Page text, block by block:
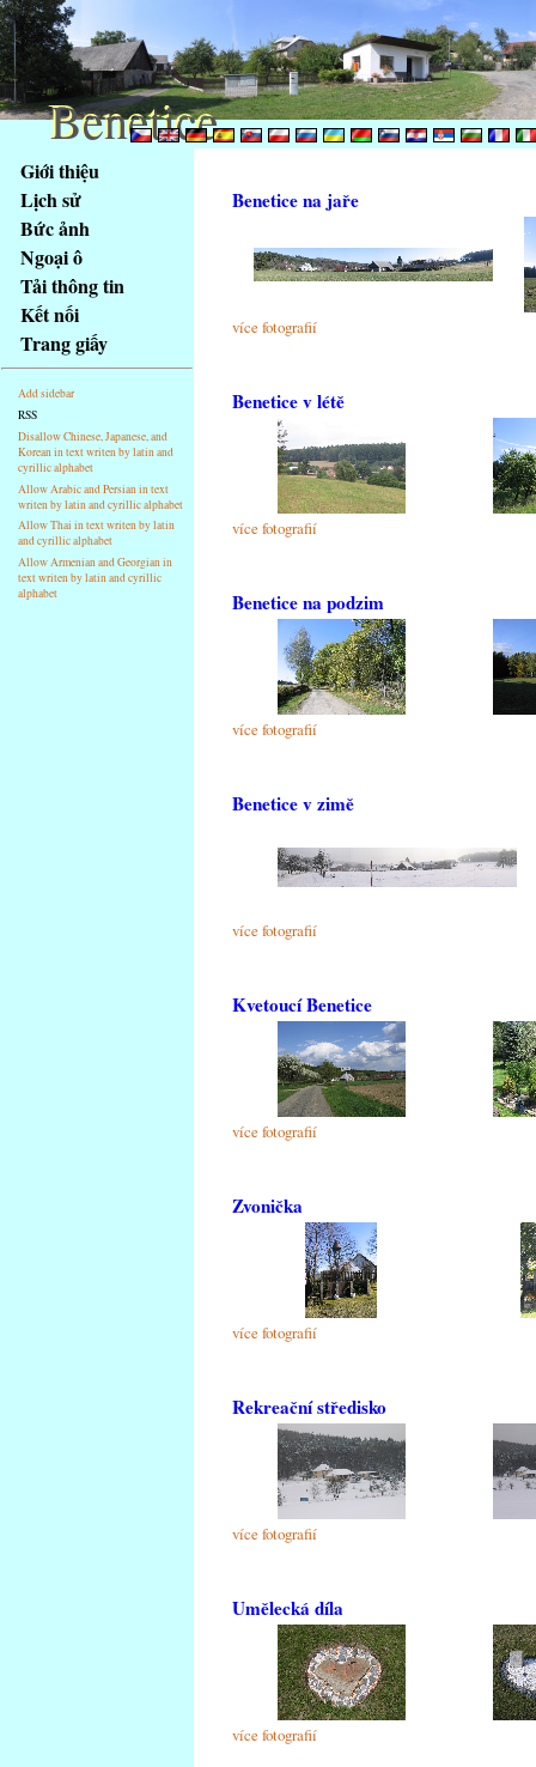
obsah
stránky
Klávesové
zkratky
tomto
webu
základní
Hlavní
strana
Giới thiệu
Lịch sử
Bức ảnh
Ngoại ô
Tải thông tin
Kết nối
Trang giấy
Add sidebar
RSS
Disallow Chinese, Japanese, and
Korean in text writen by latin and
cyrillic alphabet
Allow Arabic and Persian in text
writen by latin and cyrillic alphabet
Allow Thai in text writen by latin
and cyrillic alphabet
Allow Armenian and Georgian in
text writen by latin and cyrillic
alphabet
Benetice na jaře
více fotografií
Benetice v létě
více fotografií
Benetice na podzim
více fotografií
Benetice v zimě
více fotografií
Kvetoucí Benetice
více fotografií
Zvonička
více fotografií
Rekreační středisko
více fotografií
Umělecká díla
více fotografií
Benetice
Benetice